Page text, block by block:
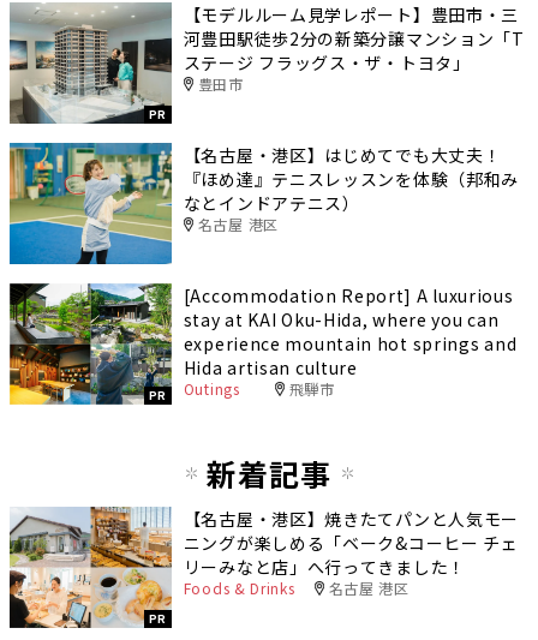
PR
【モデルルーム見学レポート】豊田市・三
河豊田駅徒歩2分の新築分譲マンション「T
ステージ フラッグス・ザ・トヨタ」
豊田市
【名古屋・港区】はじめてでも大丈夫！
『ほめ達』テニスレッスンを体験（邦和み
なとインドアテニス）
名古屋 港区
PR
[Accommodation Report] A luxurious
stay at KAI Oku-Hida, where you can
experience mountain hot springs and
Hida artisan culture
Outings 飛騨市
新着記事
PR
【名古屋・港区】焼きたてパンと人気モー
ニングが楽しめる「ベーク&コーヒー チェ
リーみなと店」へ行ってきました！
Foods & Drinks 名古屋 港区